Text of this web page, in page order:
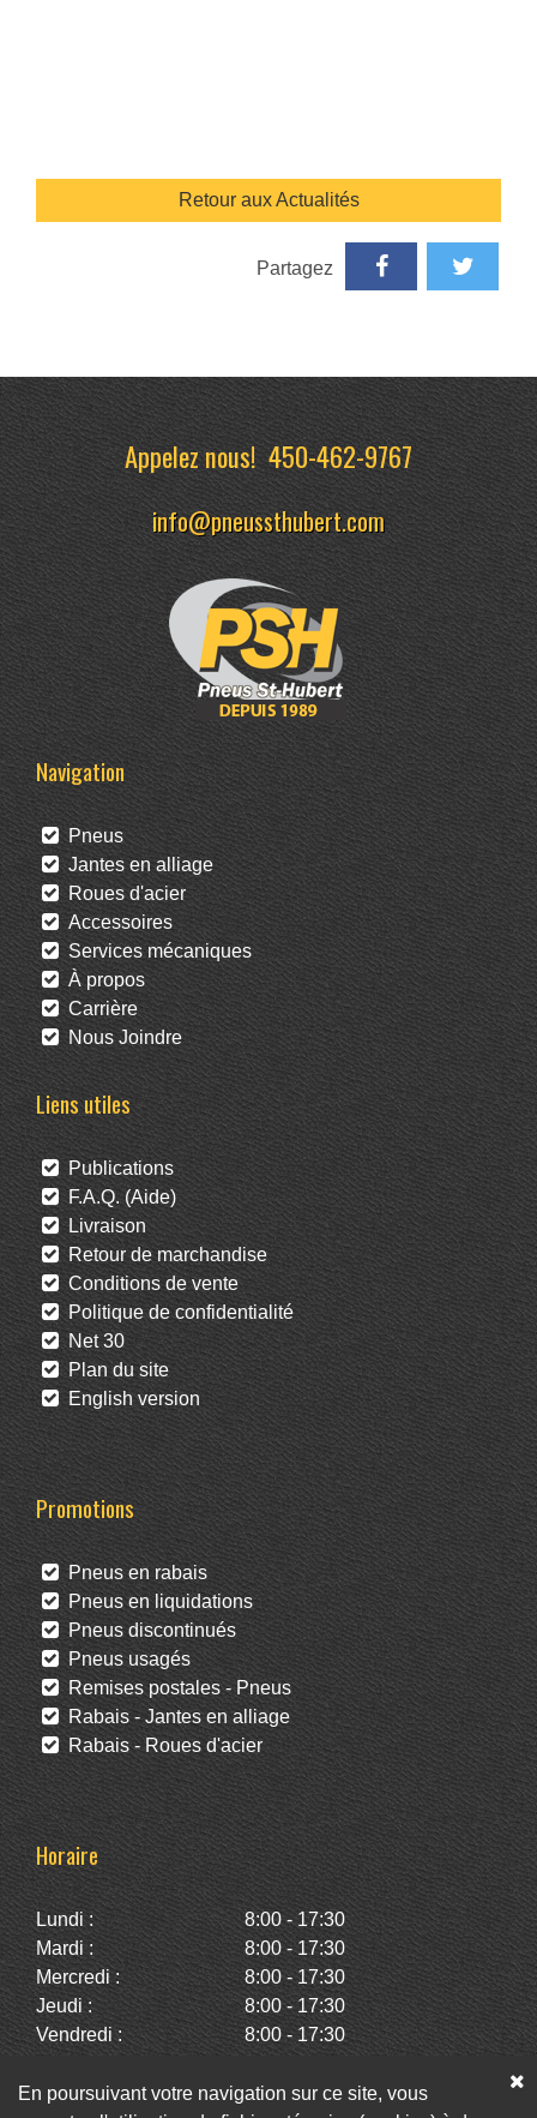
Retour aux Actualités
Partagez
Appelez nous!450-462-9767
info@pneussthubert.com
Navigation
Pneus
Jantes en alliage
Roues d'acier
Accessoires
Services mécaniques
À propos
Carrière
Nous Joindre
Liens utiles
Publications
F.A.Q. (Aide)
Livraison
Retour de marchandise
Conditions de vente
Politique de confidentialité
Net 30
Plan du site
English version
Promotions
Pneus en rabais
Pneus en liquidations
Pneus discontinués
Pneus usagés
Remises postales - Pneus
Rabais - Jantes en alliage
Rabais - Roues d'acier
Horaire
Lundi :
8:00 - 17:30
Mardi :
8:00 - 17:30
Mercredi :
8:00 - 17:30
Jeudi :
8:00 - 17:30
Vendredi :
8:00 - 17:30
Dimanche :
Fermé
En poursuivant votre navigation sur ce site, vous